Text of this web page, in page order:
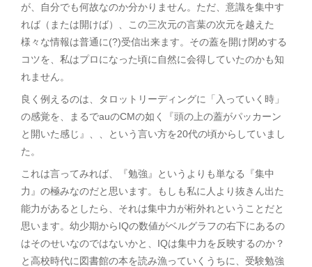
が、自分でも何故なのか分かりません。ただ、意識を集中す
れば（または開けば）、この三次元の言葉の次元を越えた
様々な情報は普通に(?)受信出来ます。その蓋を開け閉めする
コツを、私はプロになった頃に自然に会得していたのかも知
れません。
良く例えるのは、タロットリーディングに「入っていく時」
の感覚を、まるでauのCMの如く『頭の上の蓋がパッカーン
と開いた感じ』、、という言い方を20代の頃からしていまし
た。
これは言ってみれば、『勉強』というよりも単なる『集中
力』の極みなのだと思います。もしも私に人より抜きん出た
能力があるとしたら、それは集中力が桁外れということだと
思います。幼少期からIQの数値がベルグラフの右下にあるの
はそのせいなのではないかと、IQは集中力を反映するのか？
と高校時代に図書館の本を読み漁っていくうちに、受験勉強